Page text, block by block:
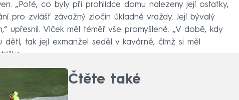
„Poté, co byly při prohlídce domu nalezeny její ostatky,
pro zvlášť závažný zločin úkladné vraždy. Její bývalý
upřesnil. Vlček měl téměř vše promyšlené. „V době, kdy
tak její exmanžel seděl v kavárně, čímž si měl
Čtěte také